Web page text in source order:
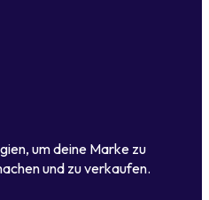
um deine Marke zu
und zu verkaufen.